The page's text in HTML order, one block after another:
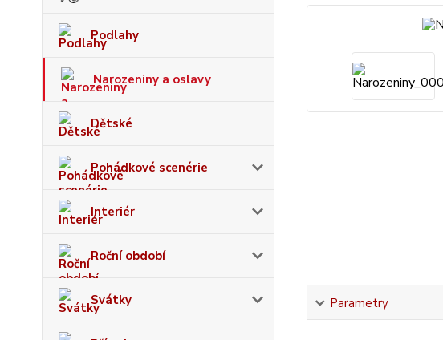
Podlahy
Narozeniny a oslavy
Dětské
Pohádkové scenérie
Interiér
Roční období
Svátky Parametry